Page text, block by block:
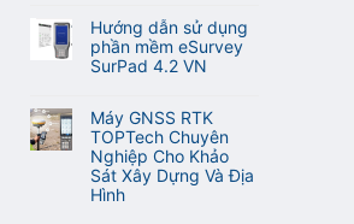
nhật
tính
năng
lấy
nét
khi
đo
Laser
có
bình
luận
ở
dẫn
sử
dụng
phần
mềm
Hướng dẫn sử dụng
phần mềm eSurvey
SurPad 4.2 VN
có
bình
luận
ở
Hướng
dẫn
Máy GNSS RTK
TOPTech Chuyên
Nghiệp Cho Khảo
Sát Xây Dựng Và Địa
Hình